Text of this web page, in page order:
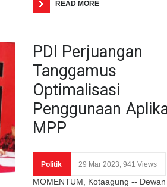
READ MORE
PDI Perjuangan
Tanggamus
Optimalisasi
Penggunaan
MPP
Politik 29 Mar 2023, 941 Views
MOMENTUM, Kotaagung --